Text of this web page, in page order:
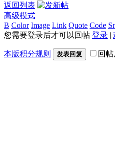
返回列表
高级模式
B Color Image Link Quote Code
您需要登录后才可以回帖 登录 |
本版积分规则 发表回复 回